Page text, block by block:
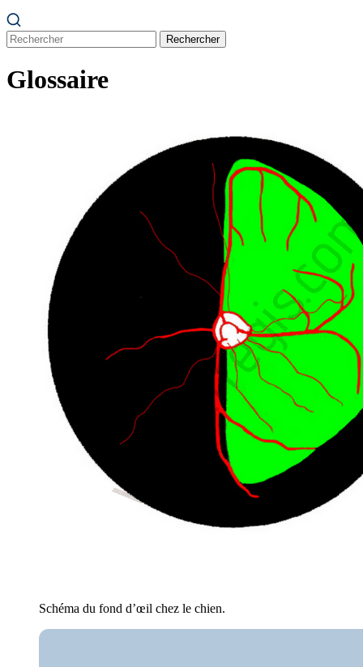
Rechercher
Glossaire
Schéma du fond d’œil chez le chien.